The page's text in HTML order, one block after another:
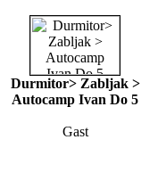
Durmitor> Zabljak >
Autocamp Ivan Do 5
Gast